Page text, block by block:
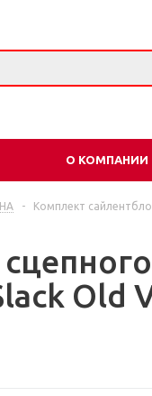
О КОМПАНИИ
-
Комплект
Old